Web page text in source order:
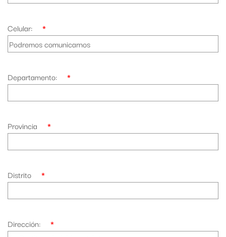
Celular: *
Departamento: *
Provincia *
Distrito *
Dirección: *